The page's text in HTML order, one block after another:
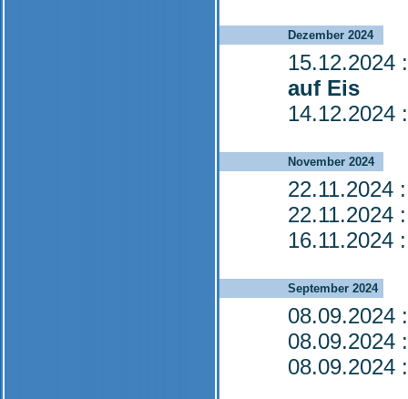
Dezember 2024
15.12.2024
auf Eis
14.12.2024
November 2024
22.11.2024
22.11.2024
16.11.2024
September 2024
08.09.2024
08.09.2024
08.09.2024